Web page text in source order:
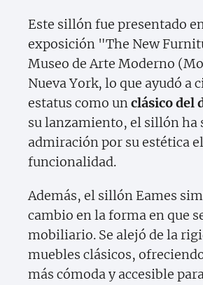
Este sillón fue presentado
exposición "The New
Museo de Arte Moderno
Nueva York, lo que ayudó a
estatus como unclásico del
su lanzamiento, el sillón ha
admiración por su estética
funcionalidad.
Además, el sillón Eames
cambio en la forma en que
mobiliario. Se alejó de la
muebles clásicos,
más cómoda y accesible